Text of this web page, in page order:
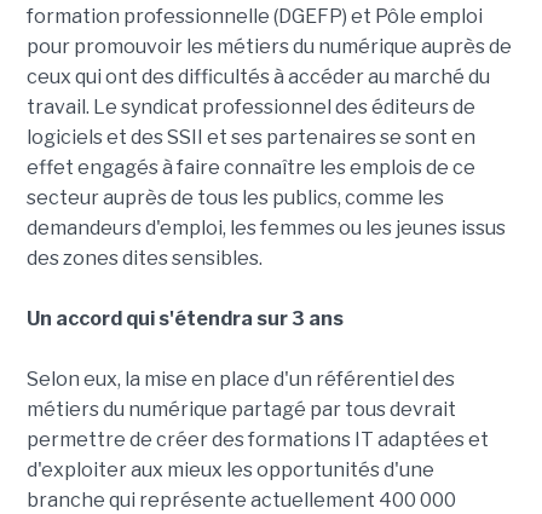
formation professionnelle (DGEFP) et Pôle emploi
pour promouvoir les métiers du numérique auprès de
ceux qui ont des difficultés à accéder au marché du
travail. Le syndicat professionnel des éditeurs de
logiciels et des SSII et ses partenaires se sont en
effet engagés à faire connaître les emplois de ce
secteur auprès de tous les publics, comme les
demandeurs d'emploi, les femmes ou les jeunes issus
des zones dites sensibles.
Un accord qui s'étendra sur 3 ans
Selon eux, la mise en place d'un référentiel des
métiers du numérique partagé par tous devrait
permettre de créer des formations IT adaptées et
d'exploiter aux mieux les opportunités d'une
branche qui représente actuellement 400 000